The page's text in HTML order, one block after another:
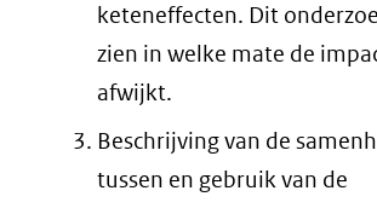
keteneffecten. Dit
zien in welke mate de
afwijkt.
Beschrijving van de
tussen en gebruik van de